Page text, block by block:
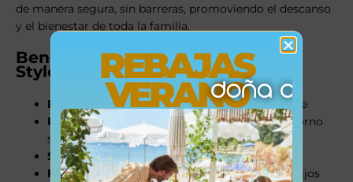
de manera segura, sin barreras, promoviendo el descanso
y el bienestar de toda la familia.
Beneficios del colecho con DOCO
Style:
Facilita la lactancia maternadurante la noche
Reduce el llantodel bebé al favorecer un entorno
seguro y conocido
Sincroniza el sueñoentre la madre y el bebé
Fortalece el vínculo afectivoentre padres e hijos
REBAJAS
VERANO